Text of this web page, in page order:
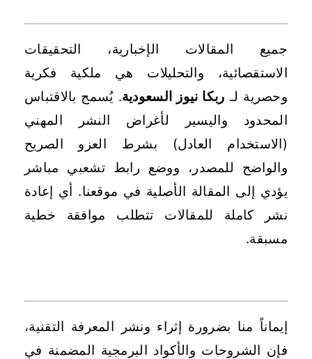
جميع المقالات الإخبارية، التحقيقات
الاستقصائية، والتحليلات هي ملكية فكرية
وحصرية لـ ربكا نيوز السعودية. يُسمح بالاقتباس
المحدود واليسير لأغراض النشر المهني
(الاستخدام العادل) بشرط العزو الصريح
والواضح للمصدر، ووضع رابط تشعبي مباشر
يؤدي إلى المقالة الأصلية في موقعنا. أي إعادة
نشر كاملة للمقالات تتطلب موافقة خطية
مسبقة.
إيماناً منا بضرورة إثراء ونشر المعرفة التقنية،
فإن الشروحات والأكواد البرمجية المضمنة في